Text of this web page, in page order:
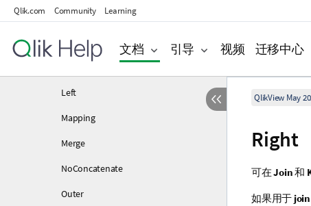
Qlik.com Community Learning
文档 引导 视频 迁移中心
IntervalMatch
Join
Left
Mapping
Merge
NoConcatenate
Outer
QlikView May
Right
可在Join和
如果用于 join